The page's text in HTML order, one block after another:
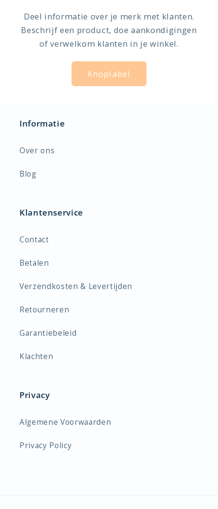
Deel informatie over je merk met klanten.
Beschrijf een product, doe aankondigingen
of verwelkom klanten in je winkel.
Knoplabel
Informatie
Over ons
Blog
Klantenservice
Contact
Betalen
Verzendkosten & Levertijden
Retourneren
Garantiebeleid
Klachten
Privacy
Algemene Voorwaarden
Privacy Policy